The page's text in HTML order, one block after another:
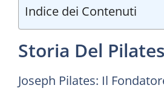
Indice dei Contenuti
Storia Del Pilates
Joseph Pilates: Il